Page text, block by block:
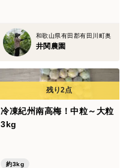
和歌山県有田郡有田川町奥
井関農園
冷凍紀州南高梅！中粒～大粒
3kg
約3kg